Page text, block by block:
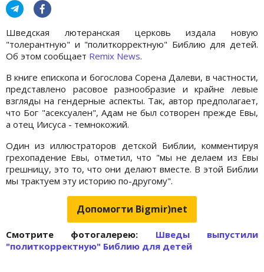
Шведская лютеранская церковь издала новую
"толерантную" и "политкорректную" Библию для детей.
Об этом сообщает Remix News.
В книге епископа и богослова Сорена Далеви, в частности,
представлено расовое разнообразие и крайне левые
взгляды на гендерные аспекты. Так, автор предполагает,
что Бог "асексуален", Адам не был сотворен прежде Евы,
а отец Иисуса - темнокожий.
Один из иллюстраторов детской Библии, комментируя
грехопадение Евы, отметил, что "мы не делаем из Евы
грешницу, это то, что они делают вместе. В этой Библии
мы трактуем эту историю по-другому".
Допомогти Bigmir)net
Cмотрите фотогалерею: Шведы выпустили
"политкорректную" Библию для детей